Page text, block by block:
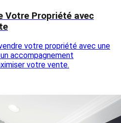
Votre Propriété avec
votre propriété avec une
accompagnement
votre vente.